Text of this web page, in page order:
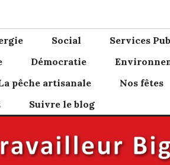
Social Services
Démocratie
pêche artisanale Nos fêtes
Suivre le blog